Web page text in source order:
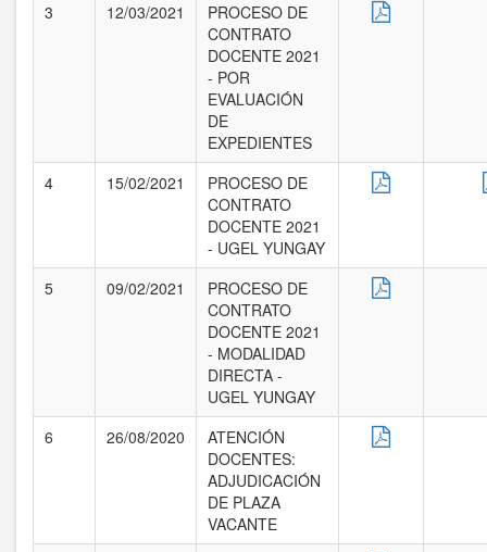
3
12/03/2021
PROCESO DE
CONTRATO
DOCENTE 2021
- POR
EVALUACIÓN
DE
EXPEDIENTES
4
15/02/2021
PROCESO DE
CONTRATO
DOCENTE 2021
- UGEL YUNGAY
5
09/02/2021
PROCESO DE
CONTRATO
DOCENTE 2021
- MODALIDAD
DIRECTA -
UGEL YUNGAY
6
26/08/2020
ATENCIÓN
DOCENTES:
ADJUDICACIÓN
DE PLAZA
VACANTE